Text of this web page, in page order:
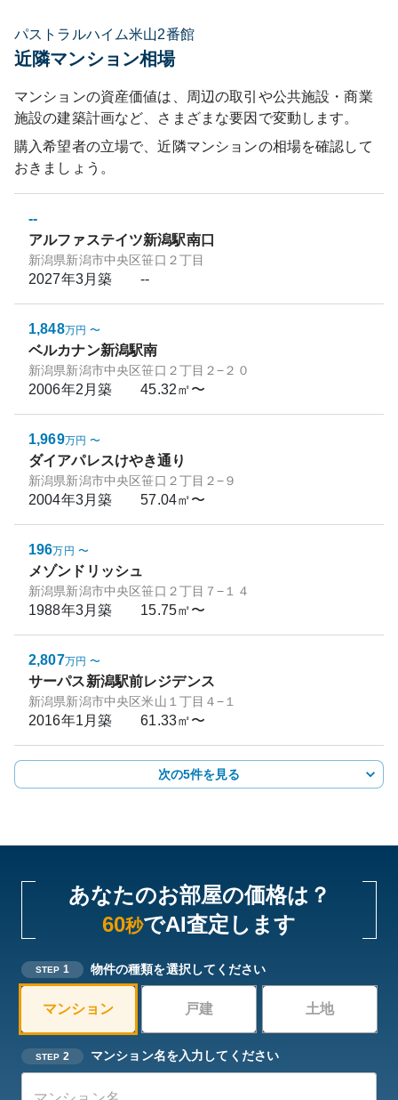
パストラルハイム米山2番館
近隣マンション相場
マンションの資産価値は、周辺の取引や公共施設・商業
施設の建築計画など、さまざまな要因で変動します。
購入希望者の立場で、近隣マンションの相場を確認して
おきましょう。
--
アルファステイツ新潟駅南口
新潟県新潟市中央区笹口２丁目
2027年3月築 --
1,848万円 〜
ベルカナン新潟駅南
新潟県新潟市中央区笹口２丁目２−２０
2006年2月築 45.32㎡〜
1,969万円 〜
ダイアパレスけやき通り
新潟県新潟市中央区笹口２丁目２−９
2004年3月築 57.04㎡〜
196万円 〜
メゾンドリッシュ
新潟県新潟市中央区笹口２丁目７−１４
1988年3月築 15.75㎡〜
2,807万円 〜
サーパス新潟駅前レジデンス
新潟県新潟市中央区米山１丁目４−１
2016年1月築 61.33㎡〜
次の5件を見る
あなたのお部屋の価格は？
60秒でAI査定します
STEP 1 物件の種類を選択してください
マンション 戸建 土地
STEP 2 マンション名を入力してください